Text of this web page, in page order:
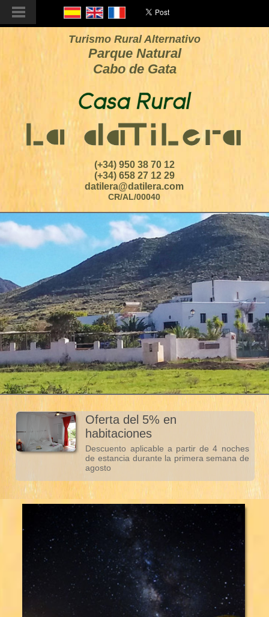
Turismo Rural Alternativo
Parque Natural
Cabo de Gata
(+34) 950 38 70 12
(+34) 658 27 12 29
datilera@datilera.com
CR/AL/00040
Oferta del 5% en
habitaciones
Descuento aplicable a partir de 4 noches
de estancia durante la primera semana de
agosto